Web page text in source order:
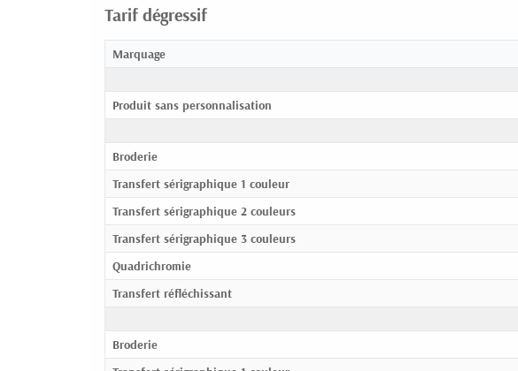
Tarif dégressif
Marquage
Produit sans personnalisation
Broderie
Transfert sérigraphique 1 couleur
Transfert sérigraphique 2 couleurs
Transfert sérigraphique 3 couleurs
Quadrichromie
Transfert réfléchissant
Broderie